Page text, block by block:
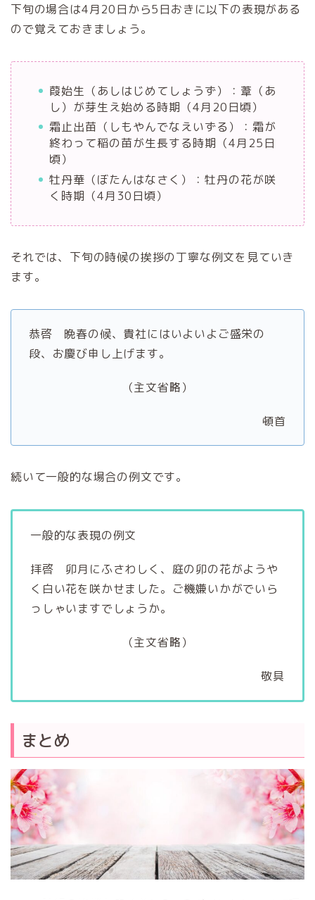
下旬の場合は4月20日から5日おきに以下の表現がある
ので覚えておきましょう。
葭始生（あしはじめてしょうず）：葦（あ
し）が芽生え始める時期（4月20日頃）
霜止出苗（しもやんでなえいずる）：霜が
終わって稲の苗が生長する時期（4月25日
頃）
牡丹華（ぼたんはなさく）：牡丹の花が咲
く時期（4月30日頃）
それでは、下旬の時候の挨拶の丁寧な例文を見ていき
ます。
恭啓 晩春の候、貴社にはいよいよご盛栄の
段、お慶び申し上げます。
（主文省略）
頓首
続いて一般的な場合の例文です。
一般的な表現の例文
拝啓 卯月にふさわしく、庭の卯の花がようや
く白い花を咲かせました。ご機嫌いかがでいら
っしゃいますでしょうか。
（主文省略）
敬具
まとめ